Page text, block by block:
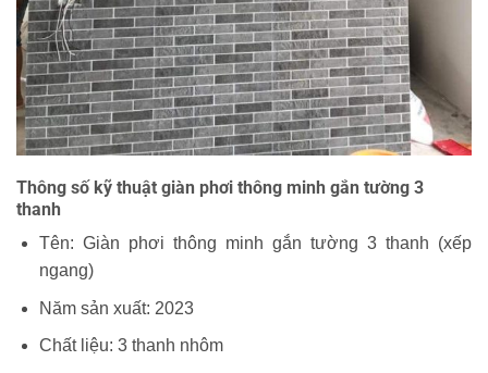
Thông số kỹ thuật giàn phơi thông minh gắn tường 3
thanh
Tên: Giàn phơi thông minh gắn tường 3 thanh (xếp
ngang)
Năm sản xuất: 2023
Chất liệu: 3 thanh nhôm